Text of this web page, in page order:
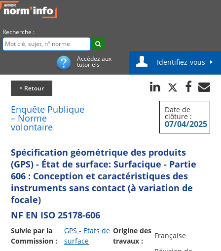
Recherche :
Accédez aux
tutoriels Identifiez-vous
< Retour
Enquête Publique
– Norme
volontaire
Date de
clôture :
07/04/2025
Spécification géométrique des produits
(GPS) - État de surface: Surfacique - Partie
606 : Conception et caractéristiques des
instruments sans contact (à variation de
focale)
NF EN ISO 25178-606
Suivie par la
Commission :
GPS - Etats de
surface
Origine des
travaux :
Française